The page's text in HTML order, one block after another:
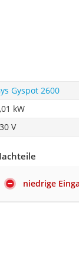
Gyspot 2600
kW
V
niedrige